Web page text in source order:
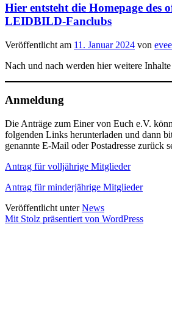
Hier entsteht die Homepage des
LEIDBILD-Fanclubs
Veröffentlicht am 11. Januar 2024 von
Nach und nach werden hier weitere
Anmeldung
Die Anträge zum Einer von Euch e.V.
folgenden Links herunterladen und dann
genannte E-Mail oder Postadresse zurück
Antrag für volljährige Mitglieder
Antrag für minderjährige Mitglieder
Veröffentlicht unter News
Mit Stolz präsentiert von WordPress